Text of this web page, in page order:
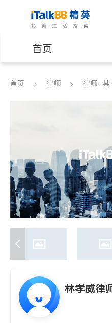
首页
医生
养老
首页 律师 律师-其
林孝威律